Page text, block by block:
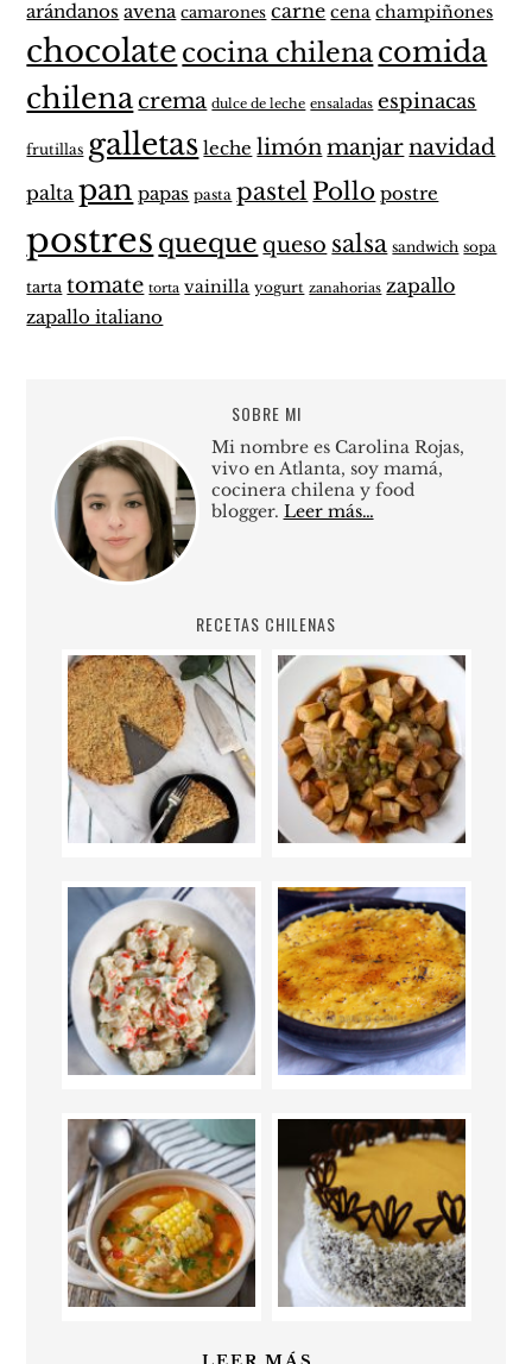
arándanos avena camarones carne cena champiñones
chocolate cocina chilenacomida
chilenacrema dulce de leche ensaladas espinacas
frutillas galletas leche limónmanjarnavidad
palta pan papas pasta pastel Pollo postre
postres queque queso salsa sandwich sopa
tarta tomate torta vainilla yogurt zanahorias zapallo
zapallo italiano
SOBRE MI
Mi nombre es Carolina Rojas,
vivo en Atlanta, soy mamá,
cocinera chilena y food
blogger. Leer más…
RECETAS CHILENAS